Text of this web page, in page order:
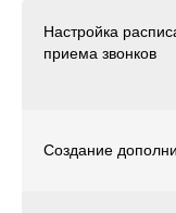
Настройка
приема звонков
Создание